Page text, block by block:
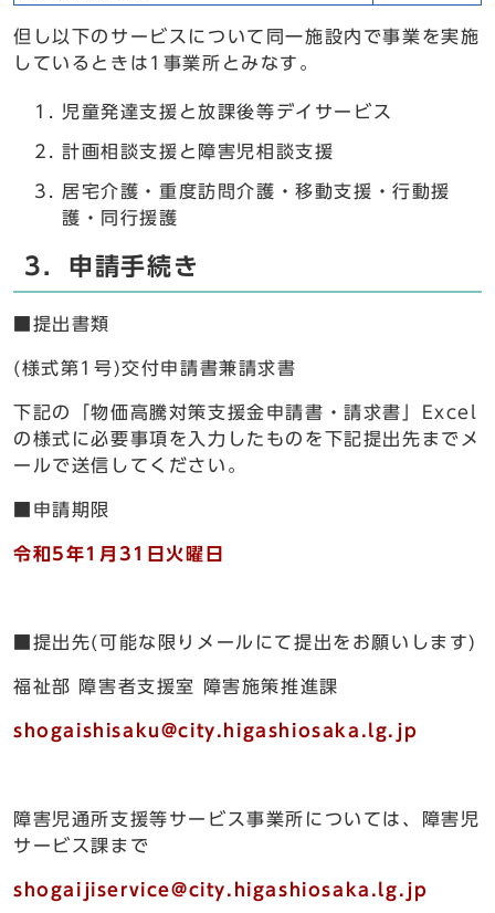
但し以下のサービスについて同一施設内で事業を実施
しているときは1事業所とみなす。
児童発達支援と放課後等デイサービス
計画相談支援と障害児相談支援
居宅介護・重度訪問介護・移動支援・行動援
護・同行援護
3．申請手続き
■提出書類
(様式第1号)交付申請書兼請求書
下記の「物価高騰対策支援金申請書・請求書」Excel
の様式に必要事項を入力したものを下記提出先までメ
ールで送信してください。
■申請期限
令和5年1月31日火曜日
■提出先(可能な限りメールにて提出をお願いします)
福祉部 障害者支援室 障害施策推進課
shogaishisaku@city.higashiosaka.lg.jp
障害児通所支援等サービス事業所については、障害児
サービス課まで
shogaijiservice@city.higashiosaka.lg.jp